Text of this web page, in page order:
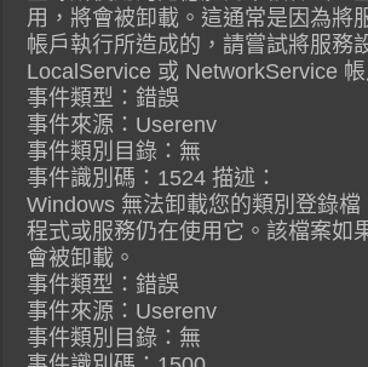
用，將會被卸載。這通常是因為將
帳戶執行所造成的，請嘗試將服務
LocalService 或 NetworkService 帳
事件類型：錯誤
事件來源：Userenv
事件類別目錄：無
事件識別碼：1524 描述：
Windows 無法卸載您的類別登錄檔
程式或服務仍在使用它。該檔案如
會被卸載。
事件類型：錯誤
事件來源：Userenv
事件類別目錄：無